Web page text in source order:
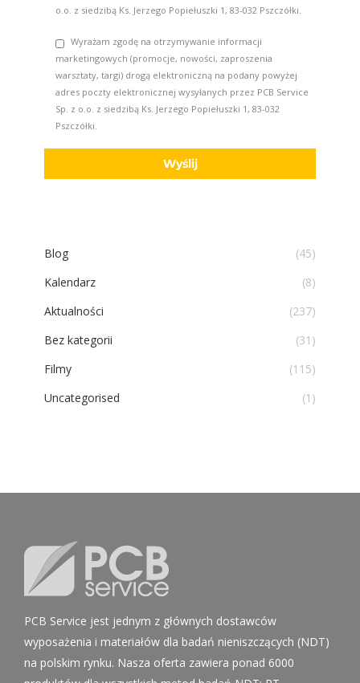
o.o. z siedzibą Ks. Jerzego Popiełuszki 1, 83-032 Pszczółki.
Wyrażam zgodę na otrzymywanie informacji
marketingowych (promocje, nowości, zaproszenia
warsztaty, targi) drogą elektroniczną na podany powyżej
adres poczty elektronicznej wysyłanych przez PCB Service
Sp. z o.o. z siedzibą Ks. Jerzego Popiełuszki 1, 83-032
Pszczółki.
Blog
(45)
Kalendarz
(8)
Aktualności
(237)
Bez kategorii
(31)
Filmy
(115)
Uncategorised
(1)
PCB Service jest jednym z głównych dostawców
wyposażenia i materiałów dla badań nieniszczących (NDT)
na polskim rynku. Nasza oferta zawiera ponad 6000